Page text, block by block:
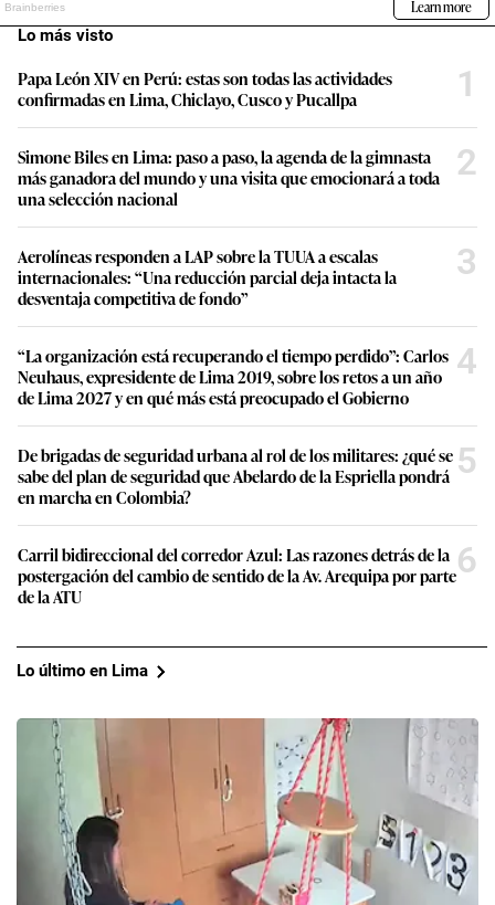
Lo más visto
Papa León XIV en Perú: estas son todas las actividades
confirmadas en Lima, Chiclayo, Cusco y Pucallpa
1
Simone Biles en Lima: paso a paso, la agenda de la gimnasta
más ganadora del mundo y una visita que emocionará a toda
una selección nacional
2
Aerolíneas responden a LAP sobre la TUUA a escalas
internacionales: “Una reducción parcial deja intacta la
desventaja competitiva de fondo”
3
“La organización está recuperando el tiempo perdido”: Carlos
Neuhaus, expresidente de Lima 2019, sobre los retos a un año
de Lima 2027 y en qué más está preocupado el Gobierno
4
De brigadas de seguridad urbana al rol de los militares: ¿qué se
sabe del plan de seguridad que Abelardo de la Espriella pondrá
en marcha en Colombia?
5
Carril bidireccional del corredor Azul: Las razones detrás de la
postergación del cambio de sentido de la Av. Arequipa por parte
de la ATU
6
Lo último en Lima